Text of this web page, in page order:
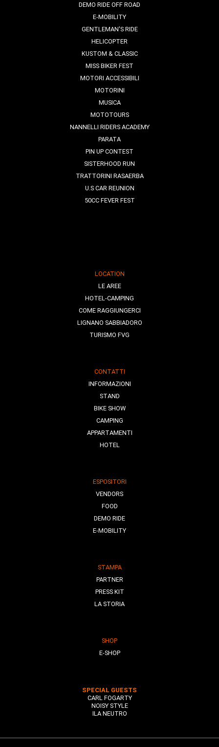
DEMO RIDE OFF ROAD
E-MOBILITY
GENTLEMAN'S RIDE
HELICOPTER
KUSTOM & CLASSIC
MISS BIKER FEST
MOTORI ACCESSIBILI
MOTORINI
MUSICA
MOTOTOURS
NANNELLI RIDERS ACADEMY
PARATA
PIN UP CONTEST
SISTERHOOD RUN
TRATTORINI RASAERBA
U.S CAR REUNION
50CC FEVER FEST
LOCATION
LE AREE
HOTEL-CAMPING
COME RAGGIUNGERCI
LIGNANO SABBIADORO
TURISMO FVG
CONTATTI
INFORMAZIONI
STAND
BIKE SHOW
CAMPING
APPARTAMENTI
HOTEL
ESPOSITORI
VENDORS
FOOD
DEMO RIDE
E-MOBILITY
STAMPA
PARTNER
PRESS KIT
LA STORIA
SHOP
E-SHOP
SPECIAL GUESTS
CARL FOGARTY
NOISY STYLE
ILA NEUTRO